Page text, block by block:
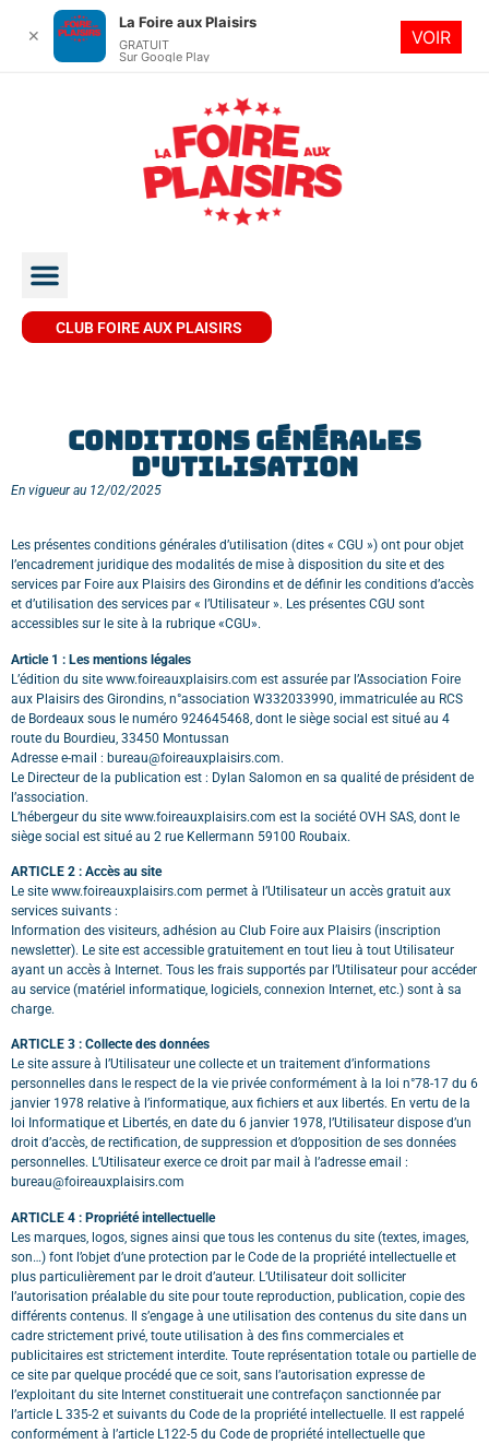
CLUB FOIRE AUX PLAISIRS
CONDITIONS GÉNÉRALES
D'UTILISATION
En vigueur au 12/02/2025
Les présentes conditions générales d’utilisation (dites « CGU ») ont pour objet
l’encadrement juridique des modalités de mise à disposition du site et des
services par Foire aux Plaisirs des Girondins et de définir les conditions d’accès
et d’utilisation des services par « l’Utilisateur ». Les présentes CGU sont
accessibles sur le site à la rubrique «CGU».
Article 1 : Les mentions légales
L’édition du site www.foireauxplaisirs.com est assurée par l’Association Foire
aux Plaisirs des Girondins, n°association W332033990, immatriculée au RCS
de Bordeaux sous le numéro 924645468, dont le siège social est situé au 4
route du Bourdieu, 33450 Montussan
Adresse e-mail : bureau@foireauxplaisirs.com.
Le Directeur de la publication est : Dylan Salomon en sa qualité de président de
l’association.
L’hébergeur du site www.foireauxplaisirs.com est la société OVH SAS, dont le
siège social est situé au 2 rue Kellermann 59100 Roubaix.
ARTICLE 2 : Accès au site
Le site www.foireauxplaisirs.com permet à l’Utilisateur un accès gratuit aux
services suivants :
Information des visiteurs, adhésion au Club Foire aux Plaisirs (inscription
newsletter). Le site est accessible gratuitement en tout lieu à tout Utilisateur
ayant un accès à Internet. Tous les frais supportés par l’Utilisateur pour accéder
au service (matériel informatique, logiciels, connexion Internet, etc.) sont à sa
charge.
ARTICLE 3 : Collecte des données
Le site assure à l’Utilisateur une collecte et un traitement d’informations
personnelles dans le respect de la vie privée conformément à la loi n°78-17 du 6
janvier 1978 relative à l’informatique, aux fichiers et aux libertés. En vertu de la
loi Informatique et Libertés, en date du 6 janvier 1978, l’Utilisateur dispose d’un
droit d’accès, de rectification, de suppression et d’opposition de ses données
personnelles. L’Utilisateur exerce ce droit par mail à l’adresse email :
bureau@foireauxplaisirs.com
ARTICLE 4 : Propriété intellectuelle
Les marques, logos, signes ainsi que tous les contenus du site (textes, images,
son…) font l’objet d’une protection par le Code de la propriété intellectuelle et
plus particulièrement par le droit d’auteur. L’Utilisateur doit solliciter
l’autorisation préalable du site pour toute reproduction, publication, copie des
différents contenus. Il s’engage à une utilisation des contenus du site dans un
cadre strictement privé, toute utilisation à des fins commerciales et
publicitaires est strictement interdite. Toute représentation totale ou partielle de
ce site par quelque procédé que ce soit, sans l’autorisation expresse de
l’exploitant du site Internet constituerait une contrefaçon sanctionnée par
l’article L 335-2 et suivants du Code de la propriété intellectuelle. Il est rappelé
conformément à l’article L122-5 du Code de propriété intellectuelle que
✕
La Foire aux Plaisirs
GRATUIT
Sur Google Play
VOIR